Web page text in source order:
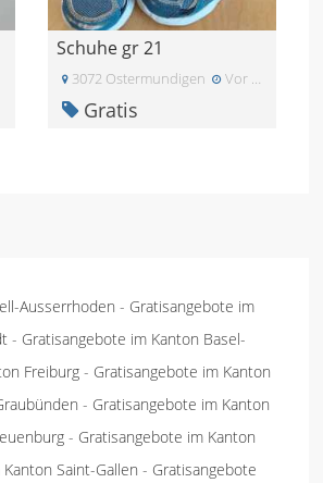
Schuhe gr 21
3072 Ostermundigen Vor einer Woche
Gratis
Ausserrhoden - Gratisangebote im
- Gratisangebote im Kanton Basel-
Freiburg - Gratisangebote im Kanton
- Gratisangebote im Kanton
- Gratisangebote im Kanton
Saint-Gallen - Gratisangebote